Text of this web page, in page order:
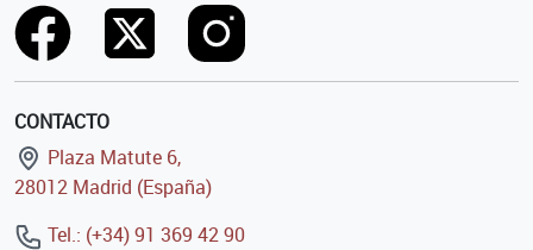
CONTACTO
Plaza Matute 6,
28012 Madrid (España)
Tel.: (+34) 91 369 42 90